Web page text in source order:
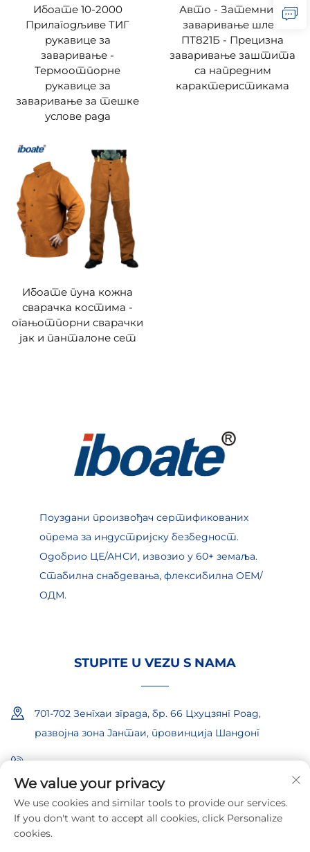
Ибоате 10-2000
Прилагодљиве ТИГ
рукавице за
заваривање -
Термоотпорне
рукавице за
заваривање за тешке
услове рада
Авто - Затемнило
заваривање шлем
ПТ821Б - Прецизна
заваривање заштита
са напредним
карактеристикама
Ибоате пуна кожна
сварачка костима -
огањотпорни сварачки
јак и панталоне сет
Поуздани произвођач сертификованих
опрема за индустријску безбедност.
Одобрио ЦЕ/АНСИ, извозио у 60+ земаља.
Стабилна снабдевања, флексибилна ОЕМ/
ОДМ.
STUPITE U VEZU S NAMA
701-702 Зенгхаи зграда, бр. 66 Цхуцзянг Роад,
развојна зона Јантаи, провинција Шандонг
+86-18865557722
+86-18865522722
[email protected]
We value your privacy
We use cookies and similar tools to provide our services.
If you don't want to accept all cookies, click Personalize
cookies.